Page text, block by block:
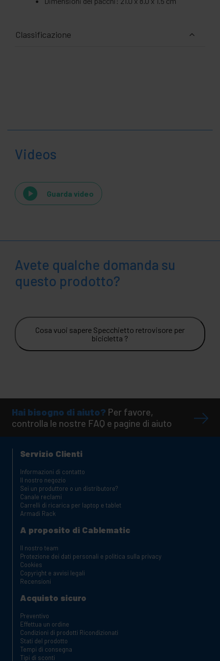
Classificazione
Videos
Guarda video
Avete qualche domanda su
questo prodotto?
Cosa vuoi sapere Specchietto retrovisore per
bicicletta ?
Hai bisogno di aiuto? Per favore,
controlla le nostre FAQ e pagine di aiuto
Servizio Clienti
Informazioni di contatto
Il nostro negozio
Sei un produttore o un distributore?
Canale reclami
Carrelli di ricarica per laptop e tablet
Armadi Rack
A proposito di Cablematic
Il nostro team
Protezione dei dati personali e politica sulla privacy
Cookies
Copyright e avvisi legali
Recensioni
Acquisto sicuro
Preventivo
Effettua un ordine
Condizioni di prodotti Ricondizionati
Stati del prodotto
Tempi di consegna
Tipi di sconti